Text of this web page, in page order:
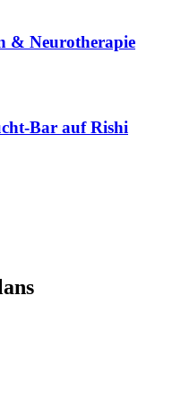
& Neurotherapie
Bar auf Rishi